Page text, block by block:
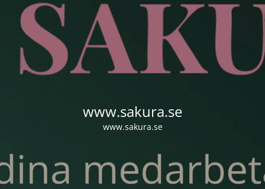
www.sakura.se
www.sakura.se